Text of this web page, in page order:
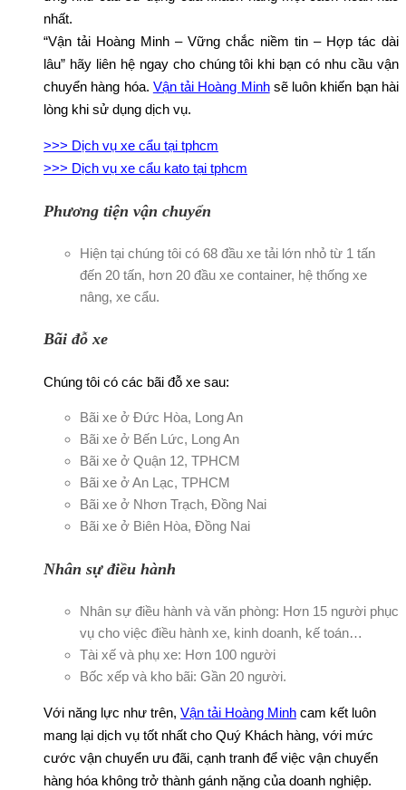
nhất.
“Vận tải Hoàng Minh – Vững chắc niềm tin – Hợp tác dài
lâu” hãy liên hệ ngay cho chúng tôi khi bạn có nhu cầu vận
chuyển hàng hóa. Vận tải Hoàng Minhsẽ luôn khiến bạn hài
lòng khi sử dụng dịch vụ.
>>> Dịch vụ xe cẩu tại tphcm
>>> Dịch vụ xe cẩu kato tại tphcm
Phương tiện vận chuyển
Hiện tại chúng tôi có 68 đầu xe tải lớn nhỏ từ 1 tấn
đến 20 tấn, hơn 20 đầu xe container, hệ thống xe
nâng, xe cẩu.
Bãi đỗ xe
Chúng tôi có các bãi đỗ xe sau:
Bãi xe ở Đức Hòa, Long An
Bãi xe ở Bến Lức, Long An
Bãi xe ở Quận 12, TPHCM
Bãi xe ở An Lạc, TPHCM
Bãi xe ở Nhơn Trạch, Đồng Nai
Bãi xe ở Biên Hòa, Đồng Nai
Nhân sự điều hành
Nhân sự điều hành và văn phòng: Hơn 15 người phục
vụ cho việc điều hành xe, kinh doanh, kế toán…
Tài xế và phụ xe: Hơn 100 người
Bốc xếp và kho bãi: Gần 20 người.
Với năng lực như trên, Vận tải Hoàng Minh cam kết luôn
mang lại dịch vụ tốt nhất cho Quý Khách hàng, với mức
cước vận chuyển ưu đãi, cạnh tranh để việc vận chuyển
hàng hóa không trở thành gánh nặng của doanh nghiệp.